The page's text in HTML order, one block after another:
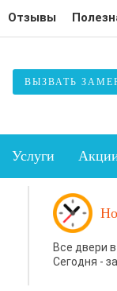
Отзывы
ВЫЗВАТЬ
Услуги
Все двери
Сегодня -